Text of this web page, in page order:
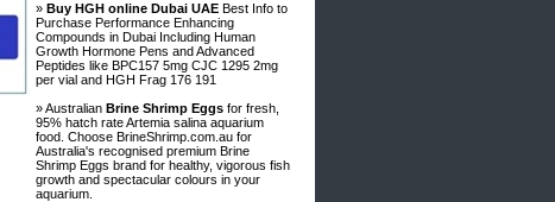
» Buy HGH online Dubai UAE Best Info to
Purchase Performance Enhancing
Compounds in Dubai Including Human
Growth Hormone Pens and Advanced
Peptides like BPC157 5mg CJC 1295 2mg
per vial and HGH Frag 176 191
» Australian Brine Shrimp Eggs for fresh,
95% hatch rate Artemia salina aquarium
food. Choose BrineShrimp.com.au for
Australia's recognised premium Brine
Shrimp Eggs brand for healthy, vigorous fish
growth and spectacular colours in your
aquarium.